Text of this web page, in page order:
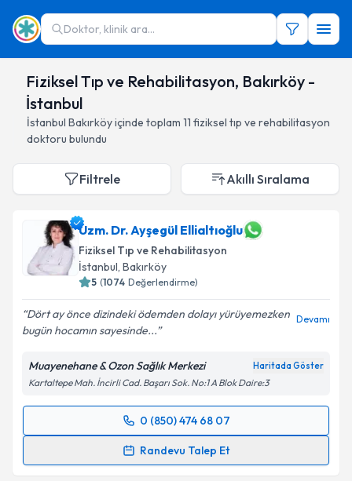
Doktor, klinik ara...
Fiziksel Tıp ve Rehabilitasyon, Bakırköy -
İstanbul
İstanbul Bakırköyiçinde toplam 11 fiziksel tıp ve rehabilitasyon
doktoru bulundu
Filtrele Akıllı Sıralama
Uzm. Dr. Ayşegül Ellialtıoğlu
Fiziksel Tıp ve Rehabilitasyon
İstanbul, Bakırköy
5 (1074 Değerlendirme)
Dört ay önce dizindeki ödemden dolayı yürüyemezken
bugün hocamın sayesinde...
Devamı
Muayenehane & Ozon Sağlık Merkezi Haritada Göster
Kartaltepe Mah. İncirli Cad. Başarı Sok. No:1 A Blok Daire:3
0 (850) 474 68 07
Randevu Talep Et
Randevu Takvimi Talebi